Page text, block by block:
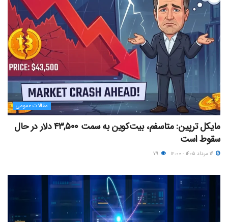
مقالات عمومی
مایکل ترپین: متاسفم، بیت‌کوین به سمت ۴۳,۵۰۰ دلار در حال
سقوط است